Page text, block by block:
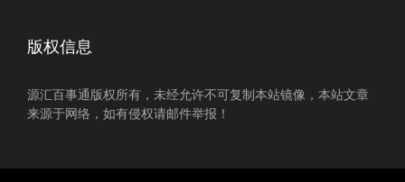
版权信息
源汇百事通版权所有，未经允许不可复制本站镜像，本站文章
来源于网络，如有侵权请邮件举报！